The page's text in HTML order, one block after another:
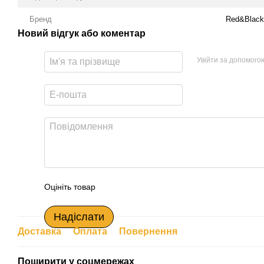
Бренд Red&Black
Новий відгук або коментар
Увійти за
Оцініть товар
Надіслати
Доставка Оплата Повернення
Поширити у соцмережах